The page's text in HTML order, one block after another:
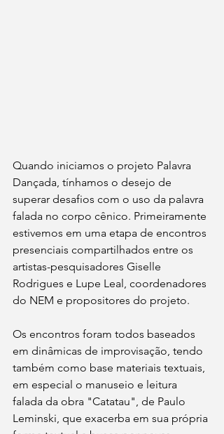
Quando iniciamos o projeto Palavra
Dançada, tínhamos o desejo de
superar desafios com o uso da palavra
falada no corpo cênico. Primeiramente
estivemos em uma etapa de encontros
presenciais compartilhados entre os
artistas-pesquisadores Giselle
Rodrigues e Lupe Leal, coordenadores
do NEM e propositores do projeto.
Os encontros foram todos baseados
em dinâmicas de improvisação, tendo
também como base materiais textuais,
em especial o manuseio e leitura
falada da obra "Catatau", de Paulo
Leminski, que exacerba em sua própria